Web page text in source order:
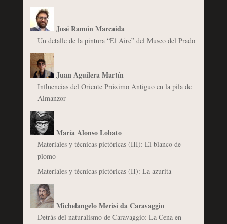
José Ramón Marcaida
Un detalle de la pintura “El Aire” del Museo del Prado
Juan Aguilera Martín
Influencias del Oriente Próximo Antiguo en la pila de
Almanzor
María Alonso Lobato
Materiales y técnicas pictóricas (III): El blanco de
plomo
Materiales y técnicas pictóricas (II): La azurita
Michelangelo Merisi da Caravaggio
Detrás del naturalismo de Caravaggio: La Cena en